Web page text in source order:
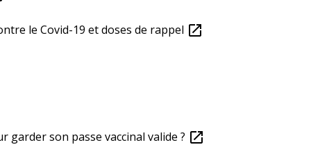
le Covid-19 et doses de rappel open_in_new
garder son passe vaccinal valide ? open_in_new